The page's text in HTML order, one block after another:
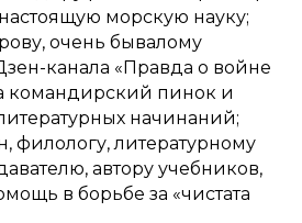
настоящую морскую науку;
очень бывалому
канала «Правда о войне
командирский пинок и
начинаний;
филологу, литературному
автору учебников,
в борьбе за «чистата